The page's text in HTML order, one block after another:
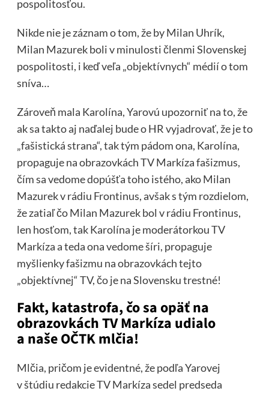
pospolitosťou.
Nikde nie je záznam o tom, že by Milan Uhrík,
Milan Mazurek boli v minulosti členmi Slovenskej
pospolitosti, i keď veľa „objektívnych“ médií o tom
sníva…
Zároveň mala Karolína, Yarovú upozorniť na to, že
ak sa takto aj naďalej bude o HR vyjadrovať, že je to
„fašistická strana“, tak tým pádom ona, Karolína,
propaguje na obrazovkách TV Markíza fašizmus,
čím sa vedome dopúšťa toho istého, ako Milan
Mazurek v rádiu Frontinus, avšak s tým rozdielom,
že zatiaľ čo Milan Mazurek bol v rádiu Frontinus,
len hosťom, tak Karolína je moderátorkou TV
Markíza a teda ona vedome šíri, propaguje
myšlienky fašizmu na obrazovkách tejto
„objektívnej“ TV, čo je na Slovensku trestné!
Fakt, katastrofa, čo sa opäť na
obrazovkách TV Markíza udialo
a naše OČTK mlčia!
Mlčia, pričom je evidentné, že podľa Yarovej
v štúdiu redakcie TV Markíza sedel predseda